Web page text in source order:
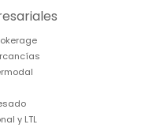
y LTL